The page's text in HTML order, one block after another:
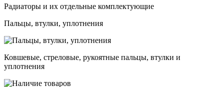
Радиаторы и их отдельные комплектующие
Пальцы, втулки, уплотнения
Ковшевые, стреловые, рукоятные пальцы, втулки и
уплотнения